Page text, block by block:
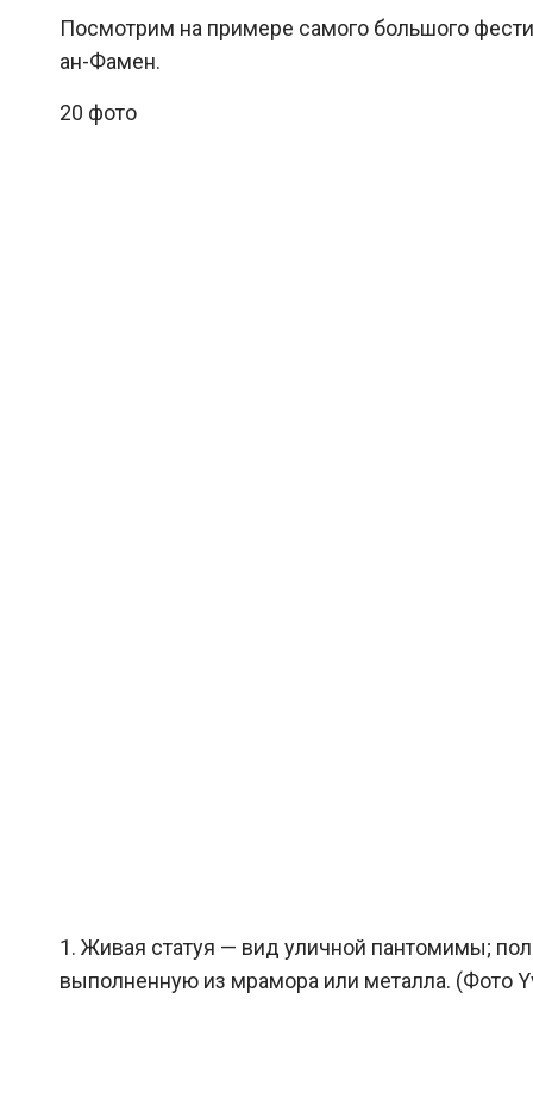
Посмотрим на примере самого большого
ан-Фамен.
20 фото
1. Живая статуя — вид уличной пантомимы;
выполненную из мрамора или металла. (Фото